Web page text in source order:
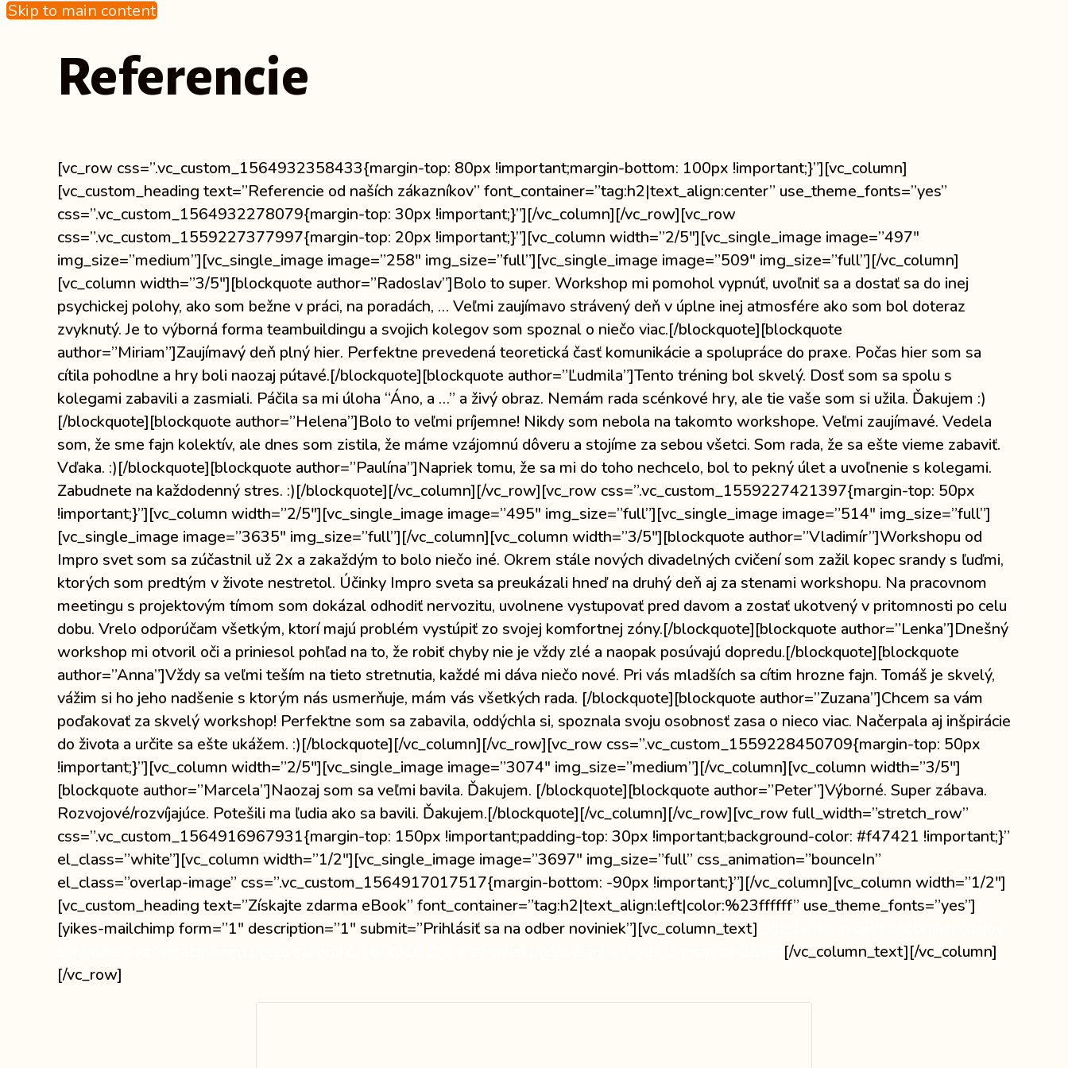
Skip to main content
Referencie
[vc_row css=”.vc_custom_1564932358433{margin-top: 80px !important;margin-bottom: 100px !important;}”][vc_column]
[vc_custom_heading text=”Referencie od naších zákazníkov” font_container=”tag:h2|text_align:center” use_theme_fonts=”yes”
css=”.vc_custom_1564932278079{margin-top: 30px !important;}”][/vc_column][/vc_row][vc_row
css=”.vc_custom_1559227377997{margin-top: 20px !important;}”][vc_column width=”2/5″][vc_single_image image=”497″
img_size=”medium”][vc_single_image image=”258″ img_size=”full”][vc_single_image image=”509″ img_size=”full”][/vc_column]
[vc_column width=”3/5″][blockquote author=”Radoslav”]Bolo to super. Workshop mi pomohol vypnúť, uvoľniť sa a dostať sa do inej
psychickej polohy, ako som bežne v práci, na poradách, … Veľmi zaujímavo strávený deň v úplne inej atmosfére ako som bol doteraz
zvyknutý. Je to výborná forma teambuildingu a svojich kolegov som spoznal o niečo viac.[/blockquote][blockquote
author=”Miriam”]Zaujímavý deň plný hier. Perfektne prevedená teoretická časť komunikácie a spolupráce do praxe. Počas hier som sa
cítila pohodlne a hry boli naozaj pútavé.[/blockquote][blockquote author=”Ľudmila”]Tento tréning bol skvelý. Dosť som sa spolu s
kolegami zabavili a zasmiali. Páčila sa mi úloha “Áno, a …” a živý obraz. Nemám rada scénkové hry, ale tie vaše som si užila. Ďakujem :)
[/blockquote][blockquote author=”Helena”]Bolo to veľmi príjemne! Nikdy som nebola na takomto workshope. Veľmi zaujímavé. Vedela
som, že sme fajn kolektív, ale dnes som zistila, že máme vzájomnú dôveru a stojíme za sebou všetci. Som rada, že sa ešte vieme zabaviť.
Vďaka. :)[/blockquote][blockquote author=”Paulína”]Napriek tomu, že sa mi do toho nechcelo, bol to pekný úlet a uvoľnenie s kolegami.
Zabudnete na každodenný stres. :)[/blockquote][/vc_column][/vc_row][vc_row css=”.vc_custom_1559227421397{margin-top: 50px
!important;}”][vc_column width=”2/5″][vc_single_image image=”495″ img_size=”full”][vc_single_image image=”514″ img_size=”full”]
[vc_single_image image=”3635″ img_size=”full”][/vc_column][vc_column width=”3/5″][blockquote author=”Vladimír”]Workshopu od
Impro svet som sa zúčastnil už 2x a zakaždým to bolo niečo iné. Okrem stále nových divadelných cvičení som zažil kopec srandy s ľuďmi,
ktorých som predtým v živote nestretol. Účinky Impro sveta sa preukázali hneď na druhý deň aj za stenami workshopu. Na pracovnom
meetingu s projektovým tímom som dokázal odhodiť nervozitu, uvolnene vystupovať pred davom a zostať ukotvený v pritomnosti po celu
dobu. Vrelo odporúčam všetkým, ktorí majú problém vystúpiť zo svojej komfortnej zóny.[/blockquote][blockquote author=”Lenka”]Dnešný
workshop mi otvoril oči a priniesol pohľad na to, že robiť chyby nie je vždy zlé a naopak posúvajú dopredu.[/blockquote][blockquote
author=”Anna”]Vždy sa veľmi teším na tieto stretnutia, každé mi dáva niečo nové. Pri vás mladších sa cítim hrozne fajn. Tomáš je skvelý,
vážim si ho jeho nadšenie s ktorým nás usmerňuje, mám vás všetkých rada. [/blockquote][blockquote author=”Zuzana”]Chcem sa vám
poďakovať za skvelý workshop! Perfektne som sa zabavila, oddýchla si, spoznala svoju osobnosť zasa o nieco viac. Načerpala aj inšpirácie
do života a určite sa ešte ukážem. :)[/blockquote][/vc_column][/vc_row][vc_row css=”.vc_custom_1559228450709{margin-top: 50px
!important;}”][vc_column width=”2/5″][vc_single_image image=”3074″ img_size=”medium”][/vc_column][vc_column width=”3/5″]
[blockquote author=”Marcela”]Naozaj som sa veľmi bavila. Ďakujem. [/blockquote][blockquote author=”Peter”]Výborné. Super zábava.
Rozvojové/rozvíjajúce. Potešili ma ľudia ako sa bavili. Ďakujem.[/blockquote][/vc_column][/vc_row][vc_row full_width=”stretch_row”
css=”.vc_custom_1564916967931{margin-top: 150px !important;padding-top: 30px !important;background-color: #f47421 !important;}”
el_class=”white”][vc_column width=”1/2″][vc_single_image image=”3697″ img_size=”full” css_animation=”bounceIn”
el_class=”overlap-image” css=”.vc_custom_1564917017517{margin-bottom: -90px !important;}”][/vc_column][vc_column width=”1/2″]
[vc_custom_heading text=”Získajte zdarma eBook” font_container=”tag:h2|text_align:left|color:%23ffffff” use_theme_fonts=”yes”]
[yikes-mailchimp form=”1″ description=”1″ submit=”Prihlásiť sa na odber noviniek”][vc_column_text]
[/vc_column_text][/vc_column]
[/vc_row]